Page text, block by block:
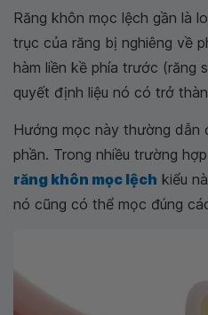
Răng khôn mọc lệch gần là
trục của răng bị nghiêng về
hàm liền kề phía trước (răng
quyết định liệu nó có trở
Hướng mọc này thường dẫn
phần. Trong nhiều trường
răng khôn mọc lệch kiểu
nó cũng có thể mọc đúng